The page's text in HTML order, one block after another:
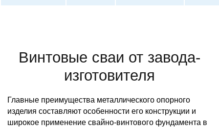
Винтовые сваи от завода-
изготовителя
Главные преимущества металлического опорного
изделия составляют особенности его конструкции и
широкое применение свайно-винтового фундамента в